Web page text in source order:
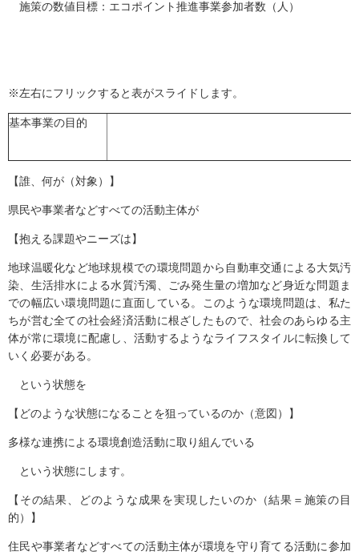
施策の数値目標：エコポイント推進事業参加者数（人）
※左右にフリックすると表がスライドします。
基本事業の目的
【誰、何が（対象）】
県民や事業者などすべての活動主体が
【抱える課題やニーズは】
地球温暖化など地球規模での環境問題から自動車交通による大気汚
染、生活排水による水質汚濁、ごみ発生量の増加など身近な問題ま
での幅広い環境問題に直面している。このような環境問題は、私た
ちが営む全ての社会経済活動に根ざしたもので、社会のあらゆる主
体が常に環境に配慮し、活動するようなライフスタイルに転換して
いく必要がある。
という状態を
【どのような状態になることを狙っているのか（意図）】
多様な連携による環境創造活動に取り組んでいる
という状態にします。
【その結果、どのような成果を実現したいのか（結果＝施策の目
的）】
住民や事業者などすべての活動主体が環境を守り育てる活動に参加